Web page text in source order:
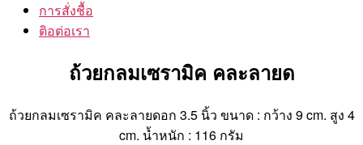
การสั่งชื้อ
ติอต่อเรา
ถ้วยกลมเซรามิค คละลายด
ถ้วยกลมเซรามิค คละลายดอก 3.5 นิ้ว ขนาด : กว้าง 9 cm. สูง 4
cm. น้ำหนัก : 116 กรัม